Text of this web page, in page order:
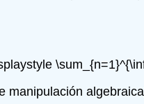
manipulación